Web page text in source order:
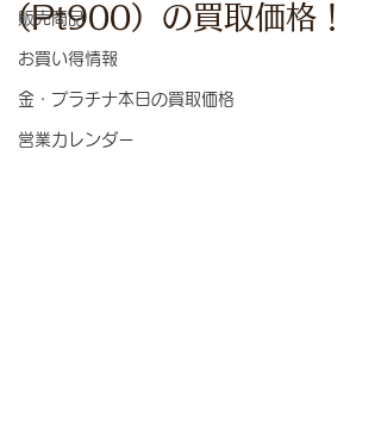
販売商品
お買い得情報
金・プラチナ本日の買取価格
営業カレンダー
（Pt900）の買取価格！